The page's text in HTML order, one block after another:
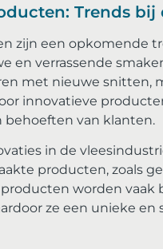
Trends bij
zijn een opkomende
en verrassende
met nieuwe snitten,
innovatieve
behoeften van klanten.
in de
producten, zoals
producten worden
ze een unieke en